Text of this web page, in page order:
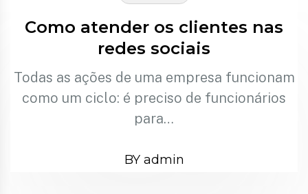
Como atender os clientes nas
redes sociais
Todas as ações de uma empresa funcionam
como um ciclo: é preciso de funcionários
para…
BY admin